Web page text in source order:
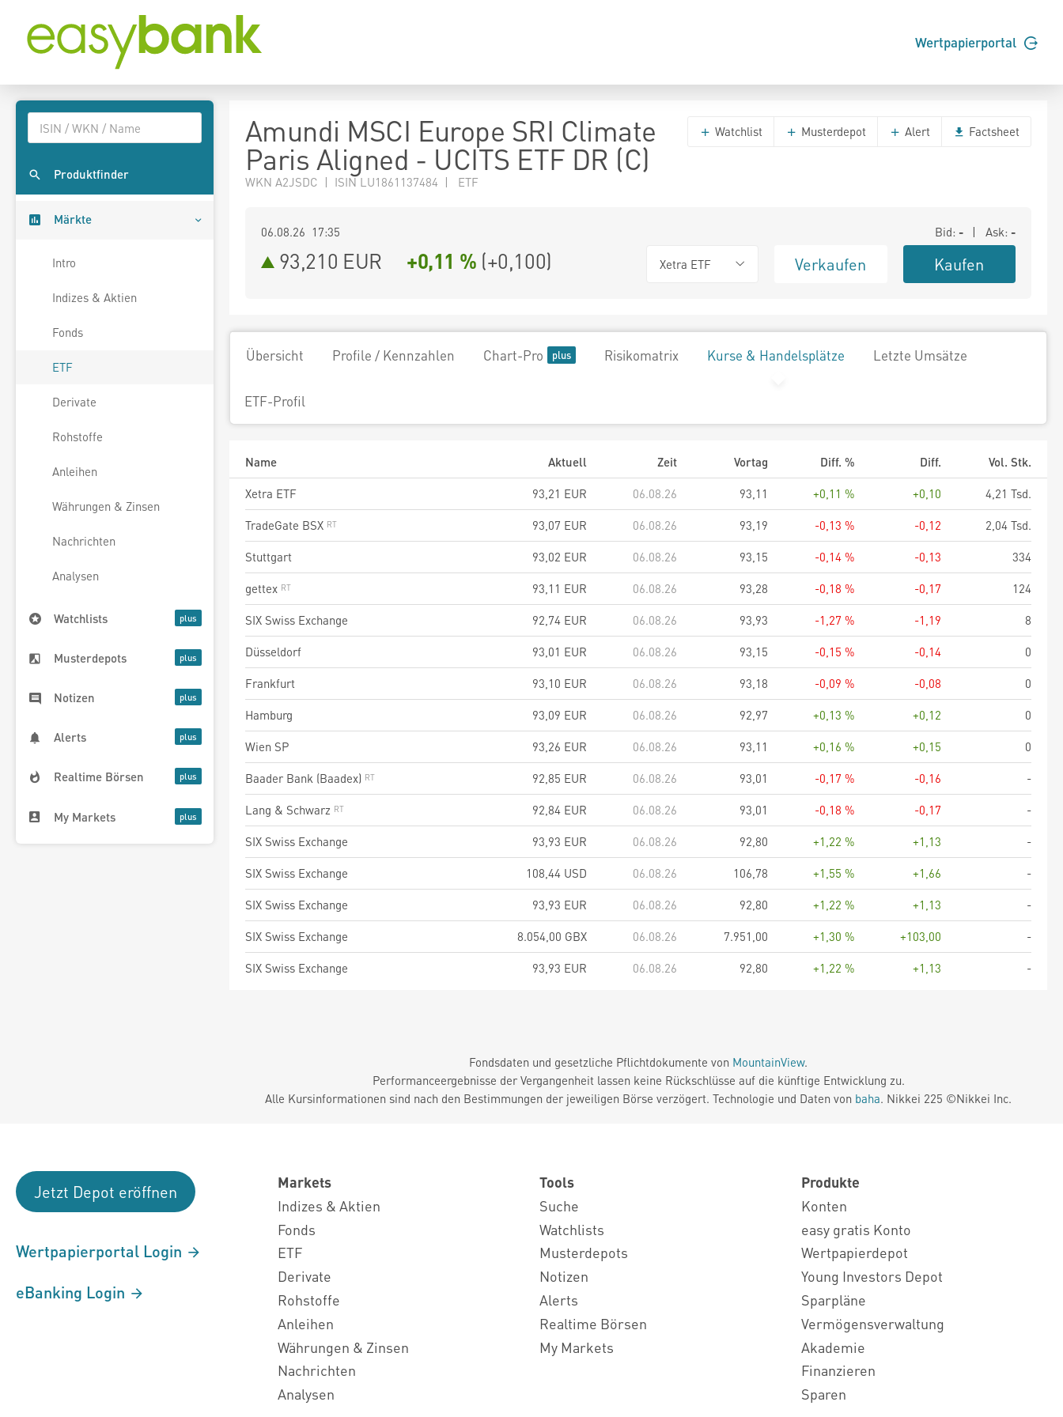
Wertpapierportal
Produktfinder
Märkte
Intro
Indizes & Aktien
Fonds
ETF
Derivate
Rohstoffe
Anleihen
Währungen & Zinsen
Nachrichten
Analysen
Watchlists
Musterdepots
Notizen
Alerts
Realtime Börsen
My Markets
Amundi MSCI Europe SRI Climate
Paris Aligned - UCITS ETF DR (C)
WKN A2JSDC | ISIN LU1861137484 | ETF
Watchlist Musterdepot Alert Factsheet
06.08.26 17:35 Bid: - | Ask: -
93,210 EUR +0,11 % (+0,100) Xetra ETF Verkaufen Kaufen
Übersicht Profile / Kennzahlen Chart-Pro Risikomatrix Kurse & Handelsplätze Letzte Umsätze
ETF-Profil
Name Aktuell Zeit Vortag Diff. % Diff.
Vol. Stk.
Xetra ETF
93,21 EUR 06.08.26 93,11 +0,11 % +0,10
4,21 Tsd.
TradeGate BSX
93,07 EUR 06.08.26 93,19 -0,13 % -0,12
2,04 Tsd.
Stuttgart
93,02 EUR 06.08.26 93,15 -0,14 % -0,13
334
gettex
93,11 EUR 06.08.26 93,28 -0,18 % -0,17
124
SIX Swiss Exchange
92,74 EUR 06.08.26 93,93 -1,27 % -1,19
8
Düsseldorf
93,01 EUR 06.08.26 93,15 -0,15 % -0,14
0
Frankfurt
93,10 EUR 06.08.26 93,18 -0,09 % -0,08
0
Hamburg
93,09 EUR 06.08.26 92,97 +0,13 % +0,12
0
Wien SP
93,26 EUR 06.08.26 93,11 +0,16 % +0,15
0
Baader Bank (Baadex)
92,85 EUR 06.08.26 93,01 -0,17 % -0,16
-
Lang & Schwarz
92,84 EUR 06.08.26 93,01 -0,18 % -0,17
-
SIX Swiss Exchange
93,93 EUR 06.08.26 92,80 +1,22 % +1,13
-
SIX Swiss Exchange
108,44 USD 06.08.26 106,78 +1,55 % +1,66
-
SIX Swiss Exchange
93,93 EUR 06.08.26 92,80 +1,22 % +1,13
-
SIX Swiss Exchange
8.054,00 GBX 06.08.26 7.951,00 +1,30 % +103,00
-
SIX Swiss Exchange
93,93 EUR 06.08.26 92,80 +1,22 % +1,13 -
Fondsdaten und gesetzliche Pflichtdokumente von MountainView.
Performanceergebnisse der Vergangenheit lassen keine Rückschlüsse auf die künftige Entwicklung zu.
Alle Kursinformationen sind nach den Bestimmungen der jeweiligen Börse verzögert. Technologie und Daten von baha. Nikkei 225 ©Nikkei Inc.
Jetzt Depot eröffnen
Wertpapierportal Login
eBanking Login
Markets
Indizes & Aktien
Fonds
ETF
Derivate
Rohstoffe
Anleihen
Währungen & Zinsen
Nachrichten
Analysen
Tools
Suche
Watchlists
Musterdepots
Notizen
Alerts
Realtime Börsen
My Markets
Produkte
Konten
easy gratis Konto
Wertpapierdepot
Young Investors Depot
Sparpläne
Vermögensverwaltung
Akademie
Finanzieren
Sparen